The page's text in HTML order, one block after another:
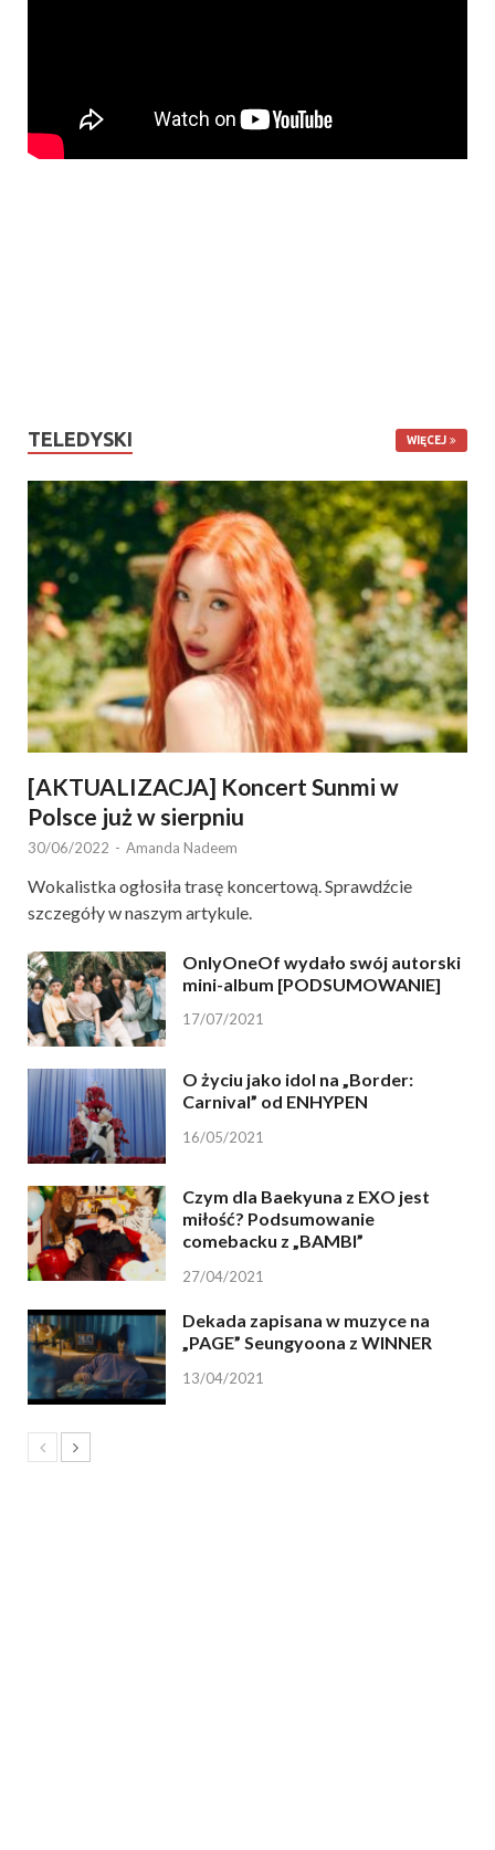
TELEDYSKI WIĘCEJ
[AKTUALIZACJA] Koncert Sunmi w
Polsce już w sierpniu
30/06/2022 - Amanda Nadeem
Wokalistka ogłosiła trasę koncertową. Sprawdźcie
szczegóły w naszym artykule.
OnlyOneOf wydało swój autorski
mini-album [PODSUMOWANIE]
17/07/2021
O życiu jako idol na „Border:
Carnival” od ENHYPEN
16/05/2021
Czym dla Baekyuna z EXO jest
miłość? Podsumowanie
comebacku z „BAMBI”
27/04/2021
Dekada zapisana w muzyce na
„PAGE” Seungyoona z WINNER
13/04/2021